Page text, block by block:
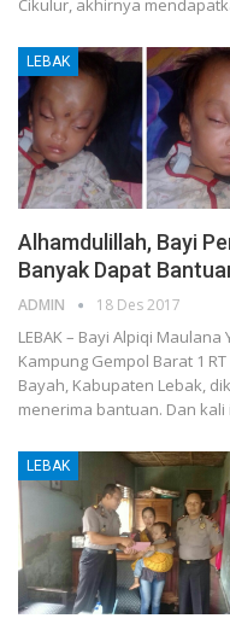
Cikulur, akhirnya
LEBAK
Alhamdulillah, Bayi
Banyak Dapat
ADMIN 18 Des 2017
LEBAK – Bayi Alpiqi
Kampung Gempol Barat 1
Bayah, Kabupaten Lebak,
menerima bantuan. Dan
LEBAK